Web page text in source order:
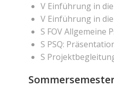
V Einführung in die
V Einführung in
S FOV Allgemeine
S PSQ:
S